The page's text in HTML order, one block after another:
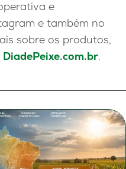
e
e também no
sobre os produtos,
DiadePeixe.com.br.